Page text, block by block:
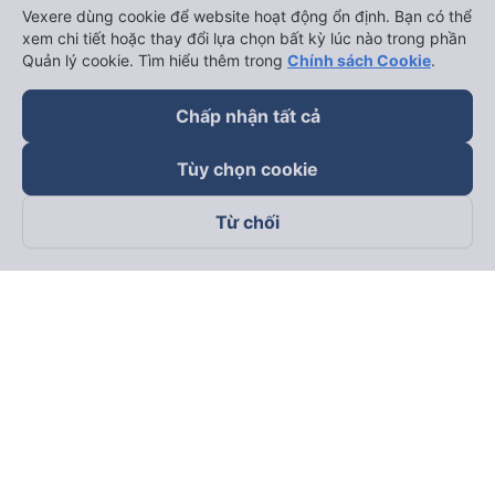
Theo dõi chúng tôi trên
Vexere dùng cookie để website hoạt động ổn định. Bạn có thể
xem chi tiết hoặc thay đổi lựa chọn bất kỳ lúc nào trong phần
Quản lý cookie. Tìm hiểu thêm trong Chính sách Cookie.
Chấp nhận tất cả
Tùy chọn cookie
Từ chối